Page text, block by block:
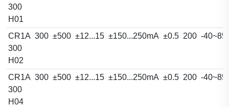
300
H01
CR1A
300
H02
300 ±500 ±12...15 ±150...250mA ±0.5 200 -40~85
CR1A
300
H04
300 ±500 ±12...15 ±150...250mA ±0.5 200 -40~85